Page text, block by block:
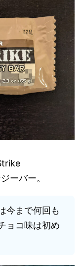
ーバー。
今まで何回も
ョコ味は初め